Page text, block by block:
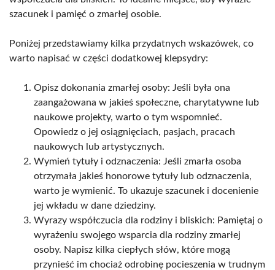
szacunek i pamięć o zmarłej osobie.
Poniżej przedstawiamy kilka przydatnych wskazówek, co
warto napisać w części dodatkowej klepsydry:
Opisz dokonania zmarłej osoby: Jeśli była ona
zaangażowana w jakieś społeczne, charytatywne lub
naukowe projekty, warto o tym wspomnieć.
Opowiedz o jej osiągnięciach, pasjach, pracach
naukowych lub artystycznych.
Wymień tytuły i odznaczenia: Jeśli zmarła osoba
otrzymała jakieś honorowe tytuły lub odznaczenia,
warto je wymienić. To ukazuje szacunek i docenienie
jej wkładu w dane dziedziny.
Wyrazy współczucia dla rodziny i bliskich: Pamiętaj o
wyrażeniu swojego wsparcia dla rodziny zmarłej
osoby. Napisz kilka ciepłych słów, które mogą
przynieść im chociaż odrobinę pocieszenia w trudnym